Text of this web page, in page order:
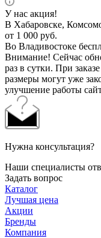
У нас акция!
В Хабаровске,
от 1 000 руб.
Во Владивостоке
Внимание! Сейчас
раз в сутки. При
размеры могут уже
улучшение работы
Нужна консультация?
Наши специалисты
Задать вопрос
Каталог
Лучшая цена
Акции
Бренды
Компания